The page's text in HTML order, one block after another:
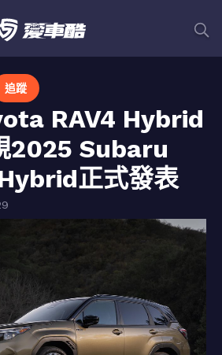
追蹤
RAV4 Hybrid
2025 Subaru
正式發表